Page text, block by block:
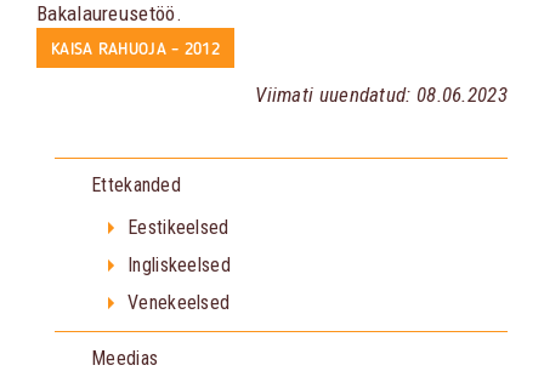
Bakalaureusetöö.
KAISA RAHUOJA – 2012
Viimati uuendatud: 08.06.2023
Ettekanded
Eestikeelsed
Ingliskeelsed
Venekeelsed
Meedias